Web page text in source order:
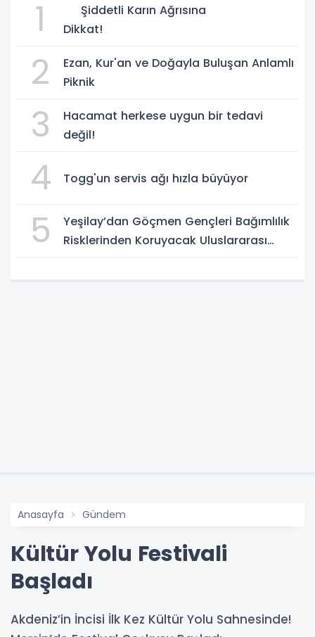
1
Şiddetli Karın Ağrısına
Dikkat!
2
Ezan, Kur'an ve Doğayla Buluşan Anlamlı
Piknik
3
Hacamat herkese uygun bir tedavi
değil!
4 Togg'un servis ağı hızla büyüyor
5
Yeşilay’dan Göçmen Gençleri Bağımlılık
Risklerinden Koruyacak Uluslararası
Anasayfa Gündem
Kültür Yolu Festivali
Başladı
Akdeniz’in İncisi İlk Kez Kültür Yolu Sahnesinde!